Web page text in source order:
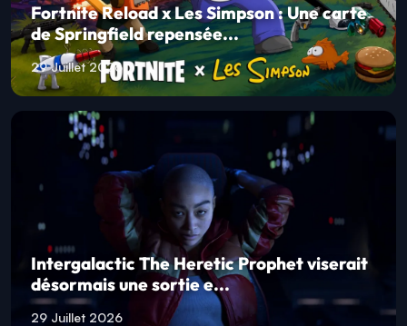
Fortnite Reload x Les Simpson : Une carte
de Springfield repensée...
29 Juillet 2026
Intergalactic The Heretic Prophet viserait
désormais une sortie e...
29 Juillet 2026